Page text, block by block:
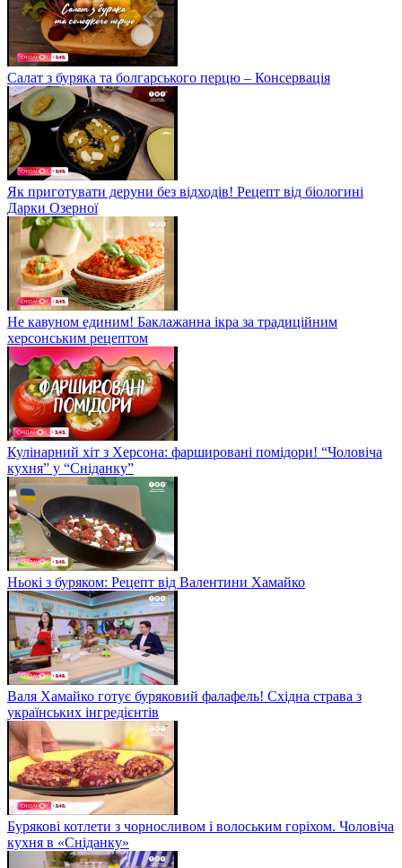
Салат з буряка та болгарського перцю – Консервація
Як приготувати деруни без відходів! Рецепт від біологині
Дарки Озерної
Не кавуном единим! Баклажанна ікра за традиційним
херсонським рецептом
Кулінарний хіт з Херсона: фаршировані помідори! “Чоловіча
кухня” у “Сніданку”
Ньокі з буряком: Рецепт від Валентини Хамайко
Валя Хамайко готує буряковий фалафель! Східна страва з
українських інгредієнтів
Бурякові котлети з чорносливом і волоським горіхом. Чоловіча
кухня в «Сніданку»